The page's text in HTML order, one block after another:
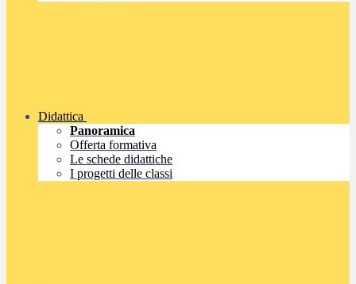
Didattica
Panoramica
Offerta formativa
Le schede didattiche
I progetti delle classi